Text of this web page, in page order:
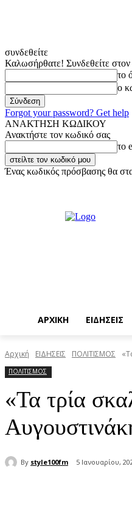
συνδεθείτε
Καλωσήρθατε! Συνδεθείτε
το
ο
Forgot your password? Get help
ΑΝΑΚΤΗΣΗ ΚΩΔΙΚΟΥ
Ανακτήστε τον κωδικό σας
το
Ένας κωδικός πρόσβασης θα
ΑΡΧΙΚΗ ΕΙΔΗΣΕΙΣ
Αρχική ΕΙΔΗΣΕΙΣ ΠΟΛΙΤΙΣΜΟΣ
ΠΟΛΙΤΙΣΜΟΣ
«Τα τρία
By style100fm 5 Ιανουαρίου,